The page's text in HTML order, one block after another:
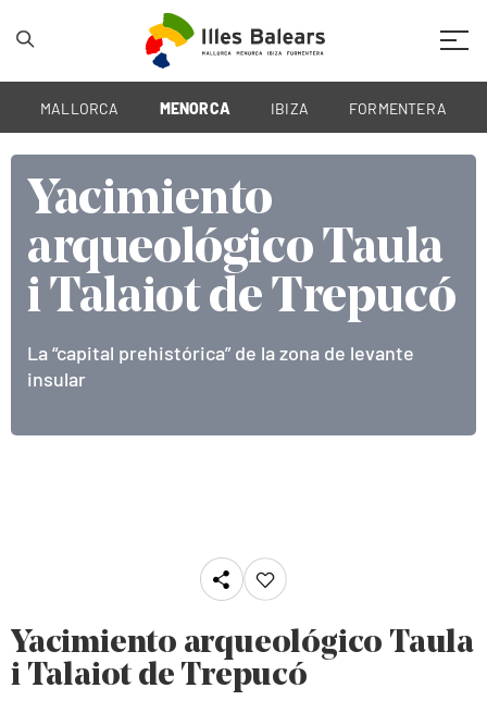
MALLORCA MENORCA IBIZA FORMENTERA
Yacimiento
arqueológico Taula
i Talaiot de Trepucó
La “capital prehistórica” de la zona de levante
insular
Yacimiento
arqueológico Taula
i Talaiot de Trepucó
La “capital prehistórica” de la zona de levante
insular
Yacimiento
arqueológico Taula
i Talaiot de Trepucó
La “capital prehistórica” de la zona de levante
insular
Yacimiento arqueológico Taula
i Talaiot de Trepucó